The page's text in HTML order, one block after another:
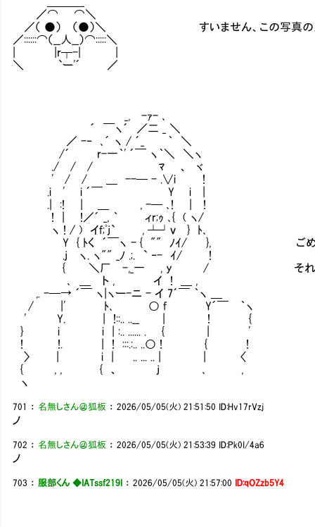
／⌒ ⌒＼
／（ ●） （●）＼ すいません、この写真の人見
／::::::⌒（__人__）⌒:::::＼
| |r┬-| |
＼ `ー'´ ／
_, -ｧ- ､
´ ￣ヽ´ ／二 _ ＼
／ -‐ ､´ ヽ / ´_ ｀ ＼
/´ r-一｀' ´￣ ヽ｀＼ ＼ヽ
./ / / ﾏ 、 ヾ
' / / ＿ --─ - .∨i !
.i ' i ´￣ Y i |
.| :! | ＿ , -─ ､! | !
! | !／´ _, ｀ ィr;ｩ ､{ ( ヽ/
ヽ ! / ) イf;ﾟj` , ┴┘ｖ } ﾄ､
Y { ﾄく ´￣ヽ - { "" ﾉｲ/ }, ごめんなさい
.j ヽ. ヽ"" _ﾉ .;. ` ‐- ｲ/ !
{ ＼厂 -,_一 , y / それより隣にいる糸目の
､ ＿ ト , イ ! ＿ ,
,. -─→ ´￣ ヽ|ヽー-ニ - イ 7´￣ ｀ヽ ＿
/ |' ﾄ､ ○ f Y´￣ ｀ヽ
' Y. | !::.. ..__ | ! {
} i i | :.. ...... . { | '
! !. | ! :::.:.. ..○ ! { !
〉 | i | .. ... .. | | 〈
{ , , { 、 j ､ ,
ヽ
701 ： 名無しさん＠狐板 ：2026/05/05(火) 21:51:50 ID:Hv17rVzj
ノ
702 ： 名無しさん＠狐板 ：2026/05/05(火) 21:53:39 ID:Pk0I/4a6
ノ
703 ： 服部くん ◆IATssf219I ：2026/05/05(火) 21:57:00 ID:qOZzb5Y4